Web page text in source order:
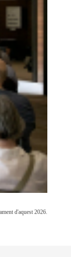
d'aquest 2026.